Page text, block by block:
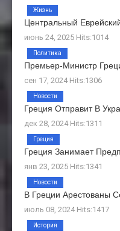
Центральный
июнь 24, 2025 Hits:1014
Жизнь
Премьер-Министр
сен 17, 2024 Hits:1306
Политика
Греция Отправит В
дек 28, 2024 Hits:1311
Новости
Греция Занимает
янв 23, 2025 Hits:1341
Греция
В Греции Арестованы
июль 08, 2024 Hits:1417
Новости
История